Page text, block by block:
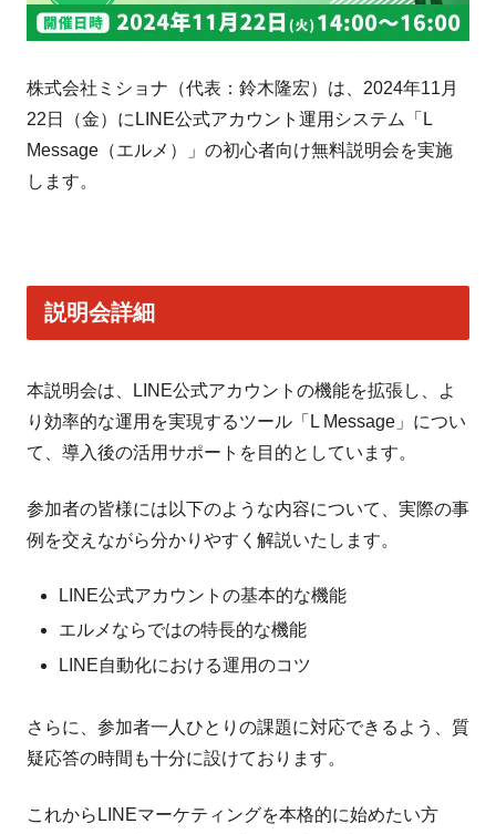
株式会社ミショナ（代表：鈴木隆宏）は、2024年11月
22日（金）にLINE公式アカウント運用システム「L
Message（エルメ）」の初心者向け無料説明会を実施
します。
説明会詳細
本説明会は、LINE公式アカウントの機能を拡張し、よ
り効率的な運用を実現するツール「L Message」につい
て、導入後の活用サポートを目的としています。
参加者の皆様には以下のような内容について、実際の事
例を交えながら分かりやすく解説いたします。
LINE公式アカウントの基本的な機能
エルメならではの特長的な機能
LINE自動化における運用のコツ
さらに、参加者一人ひとりの課題に対応できるよう、質
疑応答の時間も十分に設けております。
これからLINEマーケティングを本格的に始めたい方